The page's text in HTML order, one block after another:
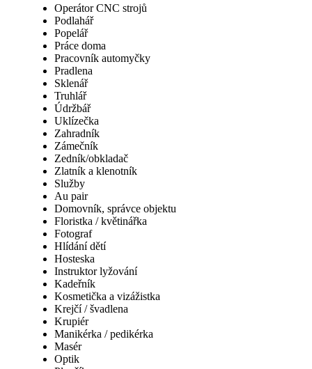
Operátor CNC strojů
Podlahář
Popelář
Práce doma
Pracovník automyčky
Pradlena
Sklenář
Truhlář
Údržbář
Uklízečka
Zahradník
Zámečník
Zedník/obkladač
Zlatník a klenotník
Služby
Au pair
Domovník, správce objektu
Floristka / květinářka
Fotograf
Hlídání dětí
Hosteska
Instruktor lyžování
Kadeřník
Kosmetička a vizážistka
Krejčí / švadlena
Krupiér
Manikérka / pedikérka
Masér
Optik